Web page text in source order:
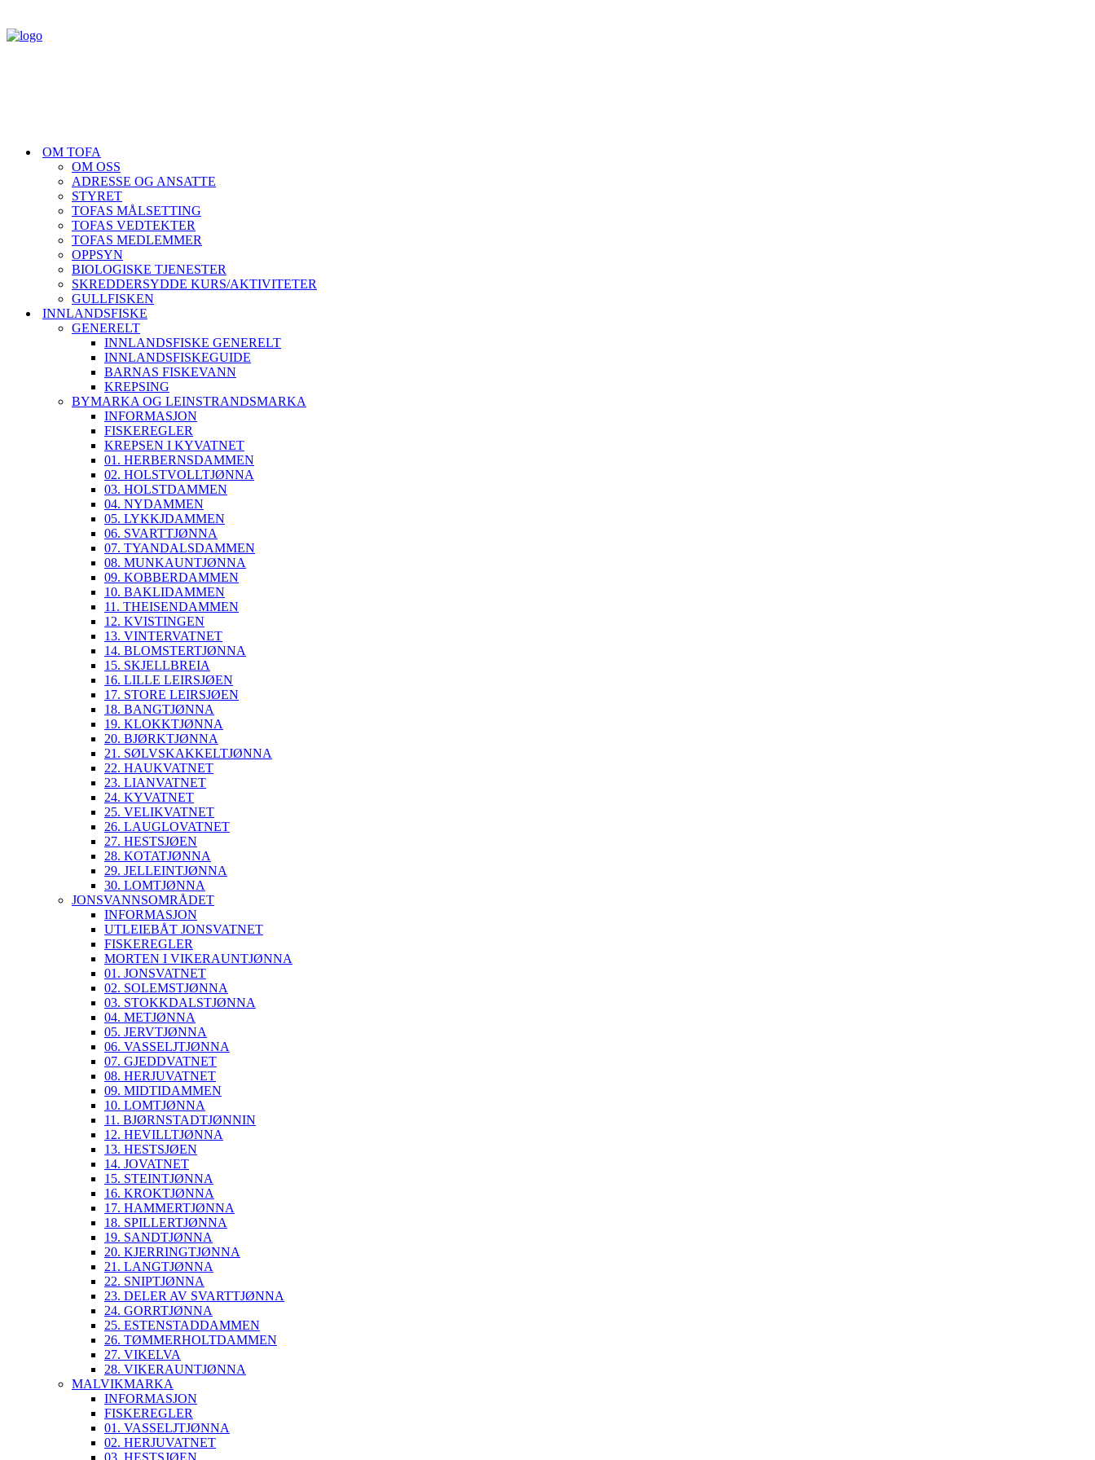
OM TOFA
OM OSS
ADRESSE OG ANSATTE
STYRET
TOFAS MÅLSETTING
TOFAS VEDTEKTER
TOFAS MEDLEMMER
OPPSYN
BIOLOGISKE TJENESTER
SKREDDERSYDDE KURS/AKTIVITETER
GULLFISKEN
INNLANDSFISKE
GENERELT
INNLANDSFISKE GENERELT
INNLANDSFISKEGUIDE
BARNAS FISKEVANN
KREPSING
BYMARKA OG LEINSTRANDSMARKA
INFORMASJON
FISKEREGLER
KREPSEN I KYVATNET
01. HERBERNSDAMMEN
02. HOLSTVOLLTJØNNA
03. HOLSTDAMMEN
04. NYDAMMEN
05. LYKKJDAMMEN
06. SVARTTJØNNA
07. TYANDALSDAMMEN
08. MUNKAUNTJØNNA
09. KOBBERDAMMEN
10. BAKLIDAMMEN
11. THEISENDAMMEN
12. KVISTINGEN
13. VINTERVATNET
14. BLOMSTERTJØNNA
15. SKJELLBREIA
16. LILLE LEIRSJØEN
17. STORE LEIRSJØEN
18. BANGTJØNNA
19. KLOKKTJØNNA
20. BJØRKTJØNNA
21. SØLVSKAKKELTJØNNA
22. HAUKVATNET
23. LIANVATNET
24. KYVATNET
25. VELIKVATNET
26. LAUGLOVATNET
27. HESTSJØEN
28. KOTATJØNNA
29. JELLEINTJØNNA
30. LOMTJØNNA
JONSVANNSOMRÅDET
INFORMASJON
UTLEIEBÅT JONSVATNET
FISKEREGLER
MORTEN I VIKERAUNTJØNNA
01. JONSVATNET
02. SOLEMSTJØNNA
03. STOKKDALSTJØNNA
04. METJØNNA
05. JERVTJØNNA
06. VASSELJTJØNNA
07. GJEDDVATNET
08. HERJUVATNET
09. MIDTIDAMMEN
10. LOMTJØNNA
11. BJØRNSTADTJØNNIN
12. HEVILLTJØNNA
13. HESTSJØEN
14. JOVATNET
15. STEINTJØNNA
16. KROKTJØNNA
17. HAMMERTJØNNA
18. SPILLERTJØNNA
19. SANDTJØNNA
20. KJERRINGTJØNNA
21. LANGTJØNNA
22. SNIPTJØNNA
23. DELER AV SVARTTJØNNA
24. GORRTJØNNA
25. ESTENSTADDAMMEN
26. TØMMERHOLTDAMMEN
27. VIKELVA
28. VIKERAUNTJØNNA
MALVIKMARKA
INFORMASJON
FISKEREGLER
01. VASSELJTJØNNA
02. HERJUVATNET
03. HESTSJØEN